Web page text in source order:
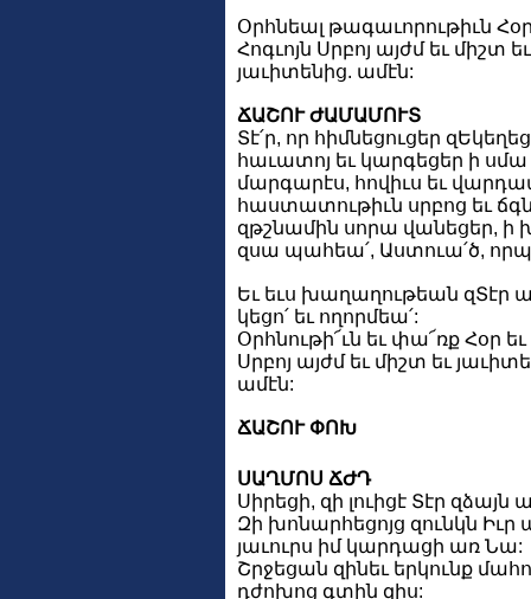
Օրհնեալ թագաւորութիւն Հօր
Հոգւոյն Սրբոյ այժմ եւ միշտ
յաւիտենից. ամէն:
ՃԱՇՈՒ ԺԱՄԱՄՈՒՏ
Տէ՛ր, որ հիմնեցուցեր
հաւատոյ եւ կարգեցեր ի
մարգարէս, հովիւս եւ
հաստատութիւն սրբոց եւ
զթշնամին սորա վանեցեր,
զսա պահեա՛, Աստուա՛ծ,
Եւ եւս խաղաղութեան զՏէր
կեցո՛ եւ ողորմեա՛:
Օրհնութի՜ւն եւ փա՜ռք Հօր եւ
Սրբոյ այժմ եւ միշտ եւ
ամէն:
ՃԱՇՈՒ ՓՈԽ
ՍԱՂՄՈՍ ՃԺԴ
Սիրեցի, զի լուիցէ Տէր զձայն
Զի խոնարհեցոյց զունկն Իւր
յաւուրս իմ կարդացի առ Նա:
Շրջեցան զինեւ երկունք
դժոխոց գտին զիս: